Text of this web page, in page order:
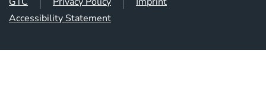
Accessibility Statement